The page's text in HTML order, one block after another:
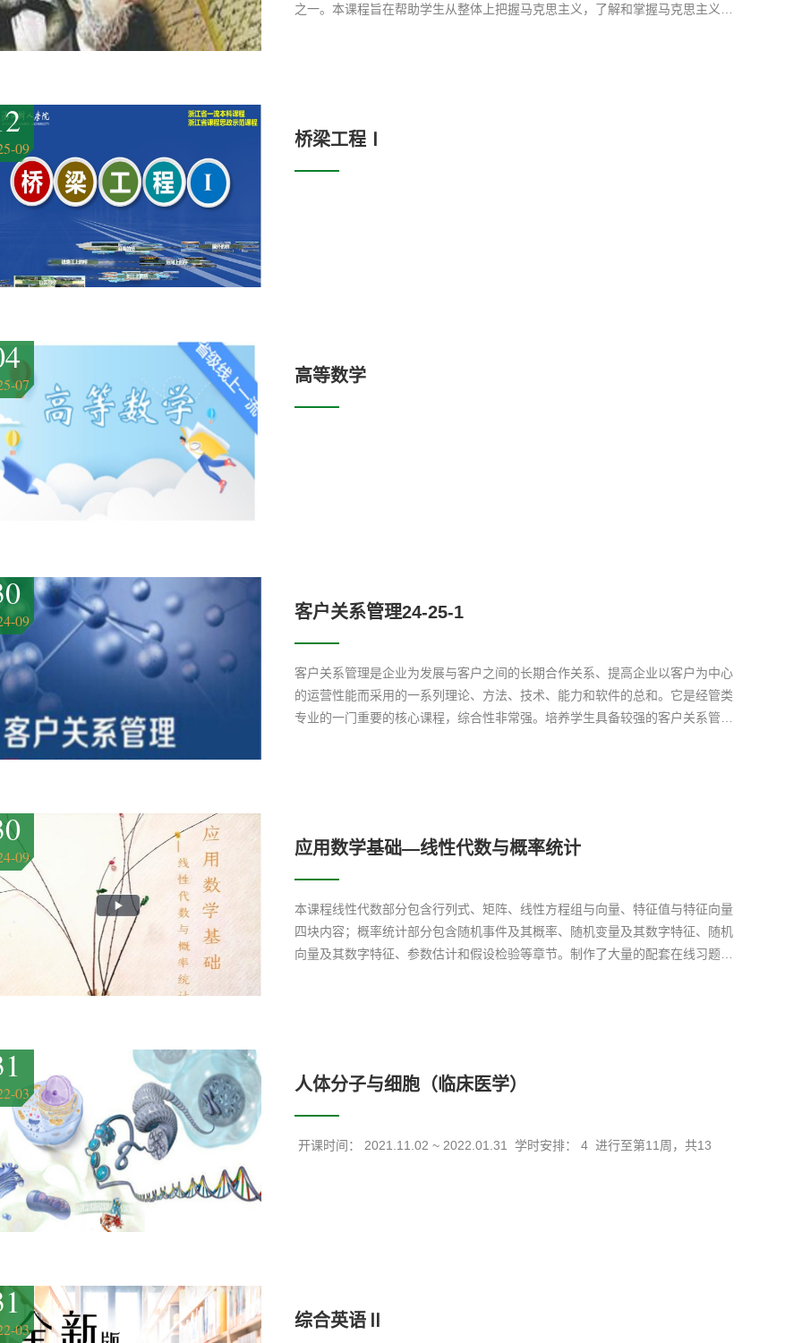
之一。本课程旨在帮助学生从整体上把握马克思主义，了解和掌握马克思主义的
09 桥梁工程Ⅰ
07 高等数学
09 客户关系管理24-25-1
客户关系管理是企业为发展与客户之间的长期合作关系、提高企业以客户为中心
的运营性能而采用的一系列理论、方法、技术、能力和软件的总和。它是经管类
专业的一门重要的核心课程，综合性非常强。培养学生具备较强的客户关系管理
09 应用数学基础—线性代数与概率统计
本课程线性代数部分包含行列式、矩阵、线性方程组与向量、特征值与特征向量
四块内容；概率统计部分包含随机事件及其概率、随机变量及其数字特征、随机
向量及其数字特征、参数估计和假设检验等章节。制作了大量的配套在线习题，
调配出某种颜色（线性组合）、对某种疾病进行确诊有多大难度（贝叶斯公
03 人体分子与细胞（临床医学）
​ 开课时间： 2021.11.02 ~ 2022.01.31 学时安排： 4 进行至第11周，共13
03 综合英语Ⅱ